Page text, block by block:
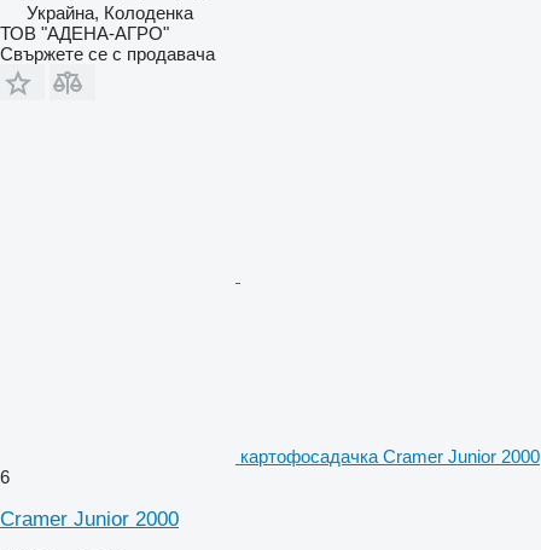
Украйна, Колоденка
ТОВ "АДЕНА-АГРО"
Свържете се с продавача
картофосадачка Cramer Junior 2000
6
Cramer Junior 2000